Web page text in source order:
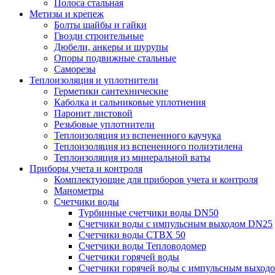
Полоса стальная
Метизы и крепеж
Болты шайбы и гайки
Гвозди строительные
Дюбели, анкеры и шурупы
Опоры подвижные стальные
Саморезы
Теплоизоляция и уплотнители
Герметики сантехнические
Каболка и сальниковые уплотнения
Паронит листовой
Резьбовые уплотнители
Теплоизоляция из вспененного каучука
Теплоизоляция из вспененного полиэтилена
Теплоизоляция из минеральной ваты
Приборы учета и контроля
Комплектующие для приборов учета и контроля
Манометры
Счетчики воды
Турбинные счетчики воды DN50
Счетчики воды с импульсным выходом DN25
Счетчики воды СТВХ 50
Счетчики воды Тепловодомер
Счетчики горячей воды
Счетчики горячей воды с импульсным